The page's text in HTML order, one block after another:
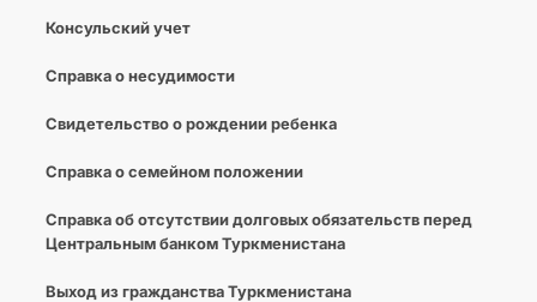
Консульский учет
Справка о несудимости
Свидетельство о рождении ребенка
Справка о семейном положении
Cправка об отсутствии долговых обязательств перед
Центральным банком Туркменистана
Выход из гражданства Туркменистана